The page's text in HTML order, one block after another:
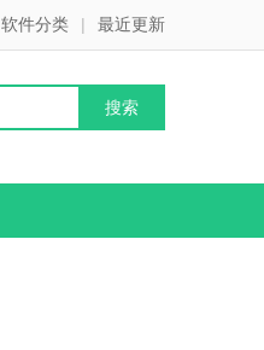
软件分类 | 最近更新